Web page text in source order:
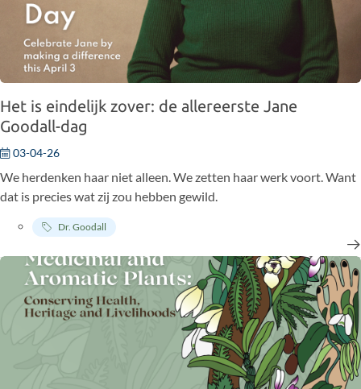
Het is eindelijk zover: de allereerste Jane
Goodall-dag
03-04-26
We herdenken haar niet alleen. We zetten haar werk voort. Want
dat is precies wat zij zou hebben gewild.
Dr. Goodall